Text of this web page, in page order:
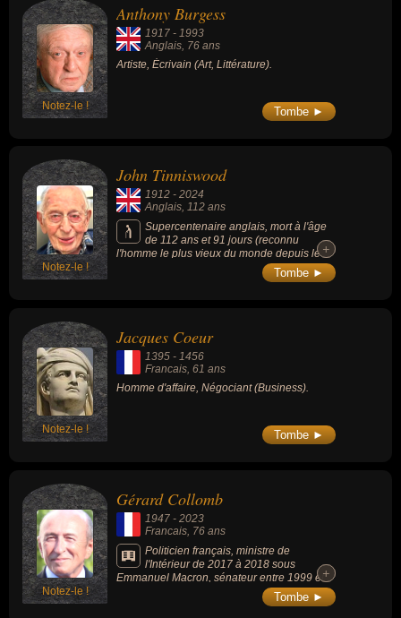
Notez-le !
Anthony Burgess
1917 - 1993
Anglais, 76 ans
Artiste, Écrivain (Art, Littérature).
Tombe ►
Notez-le !
John Tinniswood
1912 - 2024
Anglais, 112 ans
Supercentenaire anglais, mort à l'âge
de 112 ans et 91 jours (reconnu
l'homme le plus vieux du monde depuis le
décès du Chinois Shi Ping le 29 juin 2024).
+
+
Tombe ►
Notez-le !
Jacques Coeur
1395 - 1456
Francais, 61 ans
Homme d'affaire, Négociant (Business).
Tombe ►
Notez-le !
Gérard Collomb
1947 - 2023
Francais , 76 ans
Politicien français, ministre de
l'Intérieur de 2017 à 2018 sous
Emmanuel Macron, sénateur entre 1999 et
2017 et maire de Lyon de 2001 à 2017 et de
+
+
Tombe ►